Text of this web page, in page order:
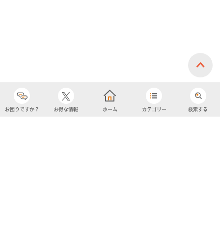
お困りですか？ お得な情報 ホーム カテゴリー 検索する